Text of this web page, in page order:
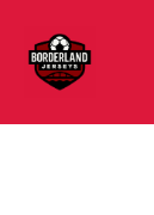
contenido